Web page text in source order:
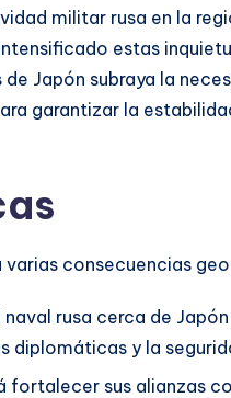
militar rusa en la
estas
Japón subraya la
garantizar la
varias consecuencias
rusa cerca de
diplomáticas y la
fortalecer sus alianzas